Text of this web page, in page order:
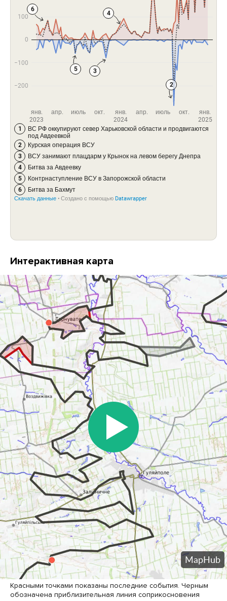
Интерактивная карта
Красными точками показаны последние события. Черным
обозначена приблизительная линия соприкосновения